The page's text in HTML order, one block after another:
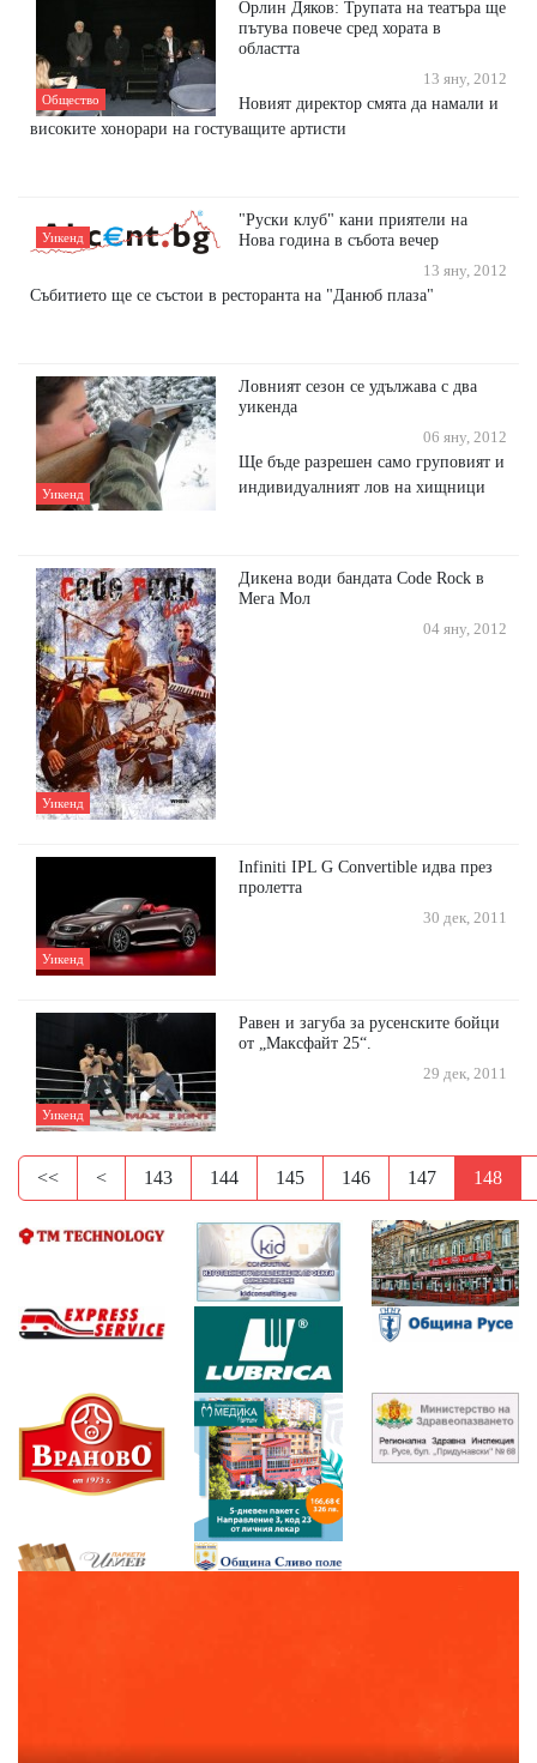
Общество
Орлин Дяков: Трупата на театъра ще
пътува повече сред хората в
областта
13 яну, 2012
Новият директор смята да намали и
високите хонорари на гостуващите артисти
Уикенд
"Руски клуб" кани приятели на
Нова година в събота вечер
13 яну, 2012
Събитието ще се състои в ресторанта на "Данюб плаза"
Уикенд
Ловният сезон се удължава с два
уикенда
06 яну, 2012
Ще бъде разрешен само груповият и
индивидуалният лов на хищници
Уикенд
Дикена води бандата Code Rock в
Мега Мол
04 яну, 2012
Уикенд
Infiniti IPL G Convertible идва през
пролетта
30 дек, 2011
Уикенд
Равен и загуба за русенските бойци
от „Максфайт 25“.
29 дек, 2011
<< < 143 144 145 146 147 148